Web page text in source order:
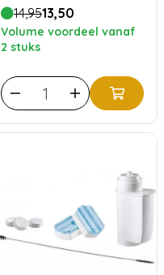
14,9513,50
Volume voordeel vanaf
2 stuks